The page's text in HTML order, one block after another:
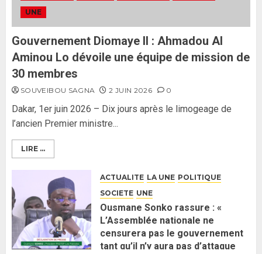
3
UNE
Gouvernement Diomaye II : Ahmadou Al
Aminou Lo dévoile une équipe de mission de
30 membres
SOUVEIBOU SAGNA 2 JUIN 2026 0
Dakar, 1er juin 2026 – Dix jours après le limogeage de
l’ancien Premier ministre...
LIRE ...
ACTUALITE LA UNE POLITIQUE
SOCIETE UNE
Ousmane Sonko rassure : «
L’Assemblée nationale ne
censurera pas le gouvernement
tant qu’il n’y aura pas d’attaque